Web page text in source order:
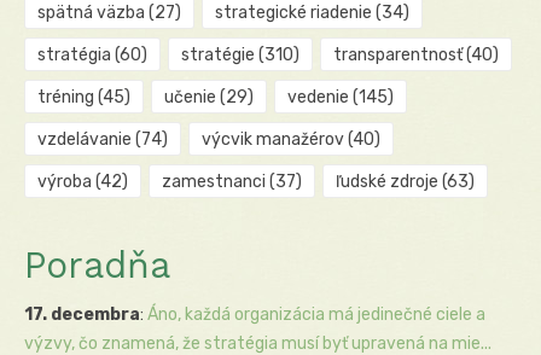
spätná väzba (27) strategické riadenie (34)
stratégia (60) stratégie (310) transparentnosť(40)
tréning (45) učenie (29) vedenie (145)
vzdelávanie (74) výcvik manažérov(40)
výroba (42) zamestnanci (37) ľudské zdroje (63)
Poradňa
17. decembra: Áno, každá organizácia má jedinečné ciele a
výzvy, čo znamená, že stratégia musí byť upravená na mie...